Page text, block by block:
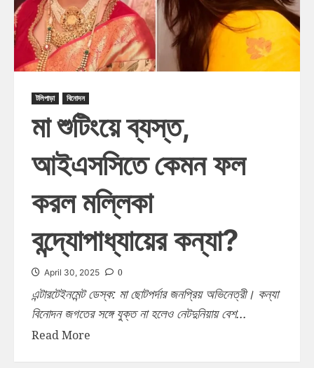
টলিপাড়া বিনোদন
মা শুটিংয়ে ব্যস্ত,
আইএসসিতে কেমন ফল
করল মল্লিকা
বন্দ্যোপাধ্যায়ের কন্যা?
April 30, 2025 0
এন্টারটেইনমেন্ট ডেস্ক: মা ছোটপর্দার জনপ্রিয় অভিনেত্রী। কন্যা
বিনোদন জগতের সঙ্গে যুক্ত না হলেও নেটদুনিয়ায় বেশ...
Read More